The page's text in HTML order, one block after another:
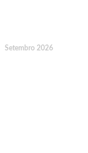
Setembro 2026